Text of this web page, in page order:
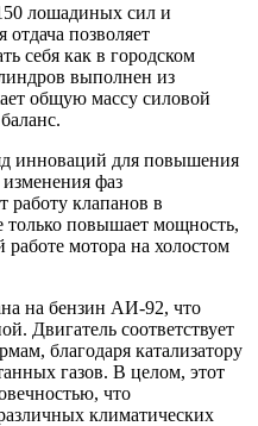
лошадиных сил и
позволяет
себя как в городском
выполнен из
общую массу силовой
инноваций для повышения
фаз
работу клапанов в
только повышает мощность,
работе мотора на холостом
на бензин АИ-92, что
Двигатель соответствует
благодаря катализатору
газов. В целом, этот
что
климатических